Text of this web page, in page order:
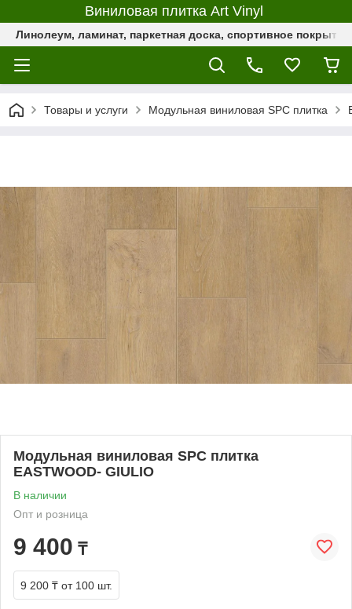
Виниловая плитка Art Vinyl
Линолеум, ламинат, паркетная доска, спортивное
Товары и услуги Модульная виниловая SPC плитка
Модульная виниловая SPC плитка
EASTWOOD- GIULIO
В наличии
Опт и розница
9 400 ₸
9 200 ₸ от 100 шт.